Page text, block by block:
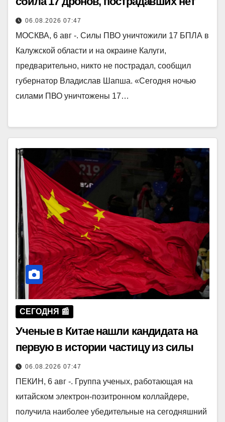
06.08.2026 07:47
МОСКВА, 6 авг -. Силы ПВО уничтожили 17 БПЛА в
Калужской области и на окраине Калуги,
предварительно, никто не пострадал, сообщил
губернатор Владислав Шапша. «Сегодня ночью
силами ПВО уничтожены 17…
СЕГОДНЯ 📰
Ученые в Китае нашли кандидата на
первую в истории частицу из силы
06.08.2026 07:47
ПЕКИН, 6 авг -. Группа ученых, работающая на
китайском электрон-позитронном коллайдере,
получила наиболее убедительные на сегодняшний